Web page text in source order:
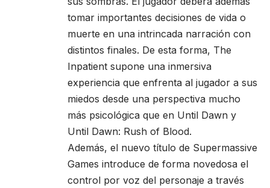
tomar importantes decisiones de vida o
muerte en una intrincada narración con
distintos finales. De esta forma, The
Inpatient supone una inmersiva
experiencia que enfrenta al jugador a sus
miedos desde una perspectiva mucho
más psicológica que en Until Dawn y
Until Dawn: Rush of Blood.
Además, el nuevo título de Supermassive
Games introduce de forma novedosa el
control por voz del personaje a través